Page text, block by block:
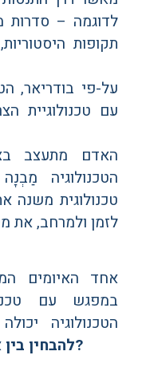
לדוגמה –
תקופות
על-פי בודריאר,
עם טכנולוגיית
האדם מתעצב
הטכנולוגיה
טכנולוגית משנה
לזמן ולמרחב, את
אחד האיומים
במפגש עם
הטכנולוגיה
להבחין בין אדם ומכונה ומה בעצם אנושי?